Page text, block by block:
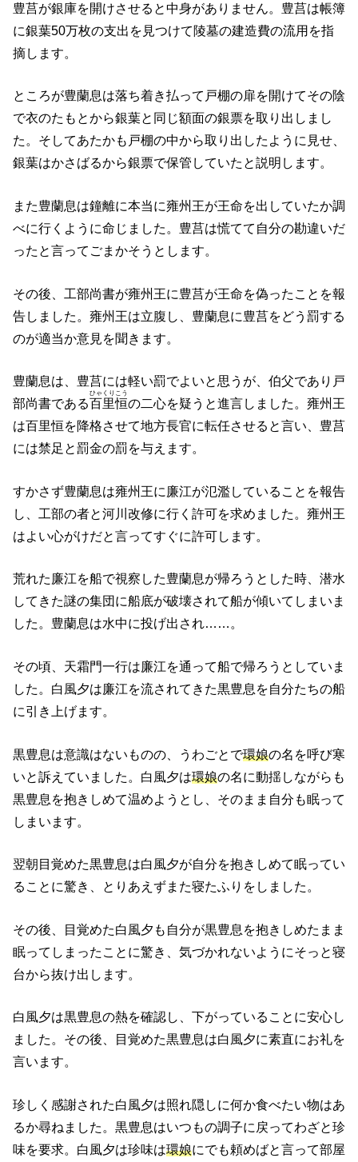
豊莒が銀庫を開けさせると中身がありません。豊莒は帳簿
に銀葉50万枚の支出を見つけて陵墓の建造費の流用を指
摘します。
ところが豊蘭息は落ち着き払って戸棚の扉を開けてその陰
で衣のたもとから銀葉と同じ額面の銀票を取り出しまし
た。そしてあたかも戸棚の中から取り出したように見せ、
銀葉はかさばるから銀票で保管していたと説明します。
また豊蘭息は鐘離に本当に雍州王が王命を出していたか調
べに行くように命じました。豊莒は慌てて自分の勘違いだ
ったと言ってごまかそうとします。
その後、工部尚書が雍州王に豊莒が王命を偽ったことを報
告しました。雍州王は立腹し、豊蘭息に豊莒をどう罰する
のが適当か意見を聞きます。
豊蘭息は、豊莒には軽い罰でよいと思うが、伯父であり戸
部尚書である百里恒
ひゃくりこう
の二心を疑うと進言しました。雍州王
は百里恒を降格させて地方長官に転任させると言い、豊莒
には禁足と罰金の罰を与えます。
すかさず豊蘭息は雍州王に廉江が氾濫していることを報告
し、工部の者と河川改修に行く許可を求めました。雍州王
はよい心がけだと言ってすぐに許可します。
荒れた廉江を船で視察した豊蘭息が帰ろうとした時、潜水
してきた謎の集団に船底が破壊されて船が傾いてしまいま
した。豊蘭息は水中に投げ出され……。
その頃、天霜門一行は廉江を通って船で帰ろうとしていま
した。白風夕は廉江を流されてきた黒豊息を自分たちの船
に引き上げます。
黒豊息は意識はないものの、うわごとで環娘の名を呼び寒
いと訴えていました。白風夕は環娘の名に動揺しながらも
黒豊息を抱きしめて温めようとし、そのまま自分も眠って
しまいます。
翌朝目覚めた黒豊息は白風夕が自分を抱きしめて眠ってい
ることに驚き、とりあえずまた寝たふりをしました。
その後、目覚めた白風夕も自分が黒豊息を抱きしめたまま
眠ってしまったことに驚き、気づかれないようにそっと寝
台から抜け出します。
白風夕は黒豊息の熱を確認し、下がっていることに安心し
ました。その後、目覚めた黒豊息は白風夕に素直にお礼を
言います。
珍しく感謝された白風夕は照れ隠しに何か食べたい物はあ
るか尋ねました。黒豊息はいつもの調子に戻ってわざと珍
味を要求。白風夕は珍味は環娘にでも頼めばと言って部屋